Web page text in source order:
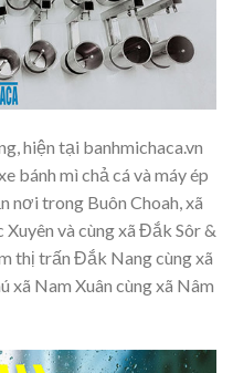
hiện tại banhmichaca.vn
bánh mì chả cá và máy ép
nơi trong Buôn Choah, xã
và cùng xã Đắk Sôr &
thị trấn Đắk Nang cùng xã
xã Nam Xuân cùng xã Nâm